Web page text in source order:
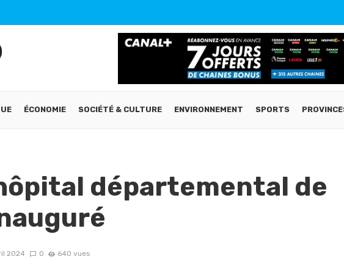
ÉCONOMIE SOCIÉTÉ & CULTURE ENVIRONNEMENT SPORTS
départemental de
2024 0 640 vues